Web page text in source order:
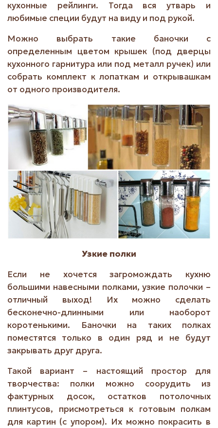
кухонные рейлинги. Тогда вся утварь и
любимые специи будут на виду и под рукой.
Можно выбрать такие баночки с
определенным цветом крышек (под дверцы
кухонного гарнитура или под металл ручек) или
собрать комплект к лопаткам и открывашкам
от одного производителя.
Узкие полки
Если не хочется загромождать кухню
большими навесными полками, узкие полочки –
отличный выход! Их можно сделать
бесконечно-длинными или наоборот
коротенькими. Баночки на таких полках
поместятся только в один ряд и не будут
закрывать друг друга.
Такой вариант – настоящий простор для
творчества: полки можно соорудить из
фактурных досок, остатков потолочных
плинтусов, присмотреться к готовым полкам
для картин (с упором). Их можно покрасить в